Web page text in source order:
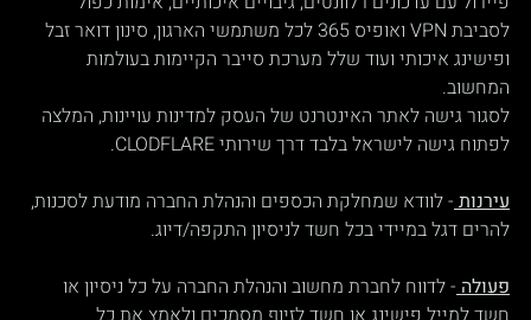
לסביבת VPN ואופיס 365 לכל משתמשי הארגון, סינון דואר זבל
ופישינג איכותי ועוד שלל מערכת סייבר הקיימות בעולמות
המחשוב.
לסגור גישה לאתר האינטרנט של העסק למדינות עויינות, המלצה
לפתוח גישה לישראל בלבד דרך שירותי CLODFLARE.
עירנות - לוודא שמחלקת הכספים והנהלת החברה מודעת לסכנות,
להרים דגל במיידי בכל חשד לניסיון התקפה/דיוג.
פעולה - לדווח לחברת מחשוב והנהלת החברה על כל ניסיון או